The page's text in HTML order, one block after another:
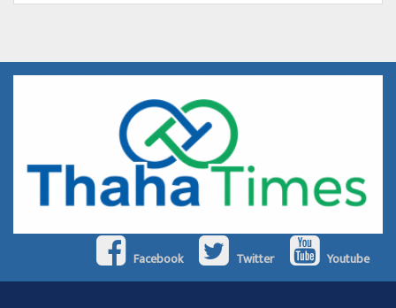
Facebook Twitter Youtube